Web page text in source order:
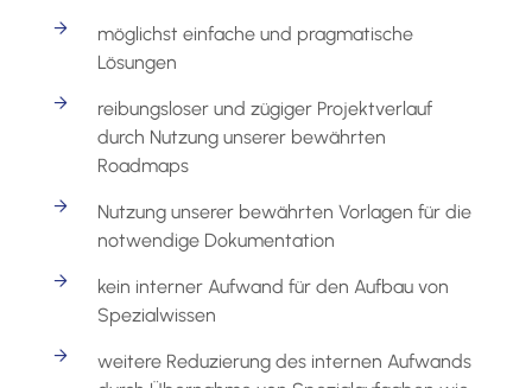
möglichst einfache und pragmatische
Lösungen
reibungsloser und zügiger Projektverlauf
durch Nutzung unserer bewährten
Roadmaps
Nutzung unserer bewährten Vorlagen für die
notwendige Dokumentation
kein interner Aufwand für den Aufbau von
Spezialwissen
weitere Reduzierung des internen Aufwands